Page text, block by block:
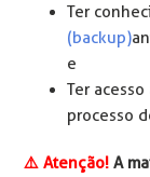
Ter
(backup)
e
Ter
processo
⚠️ Atenção! A